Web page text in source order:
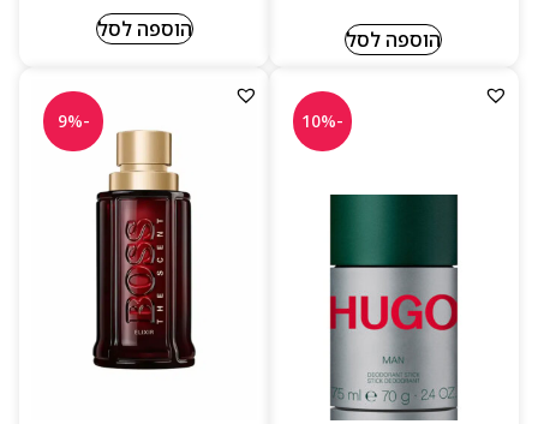
הוספה לסל הוספה לסל
-10%
-9%